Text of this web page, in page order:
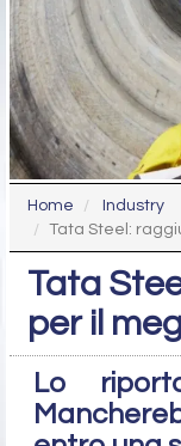
Home
Industry
Tata Steel:
Tata
per il
Lo